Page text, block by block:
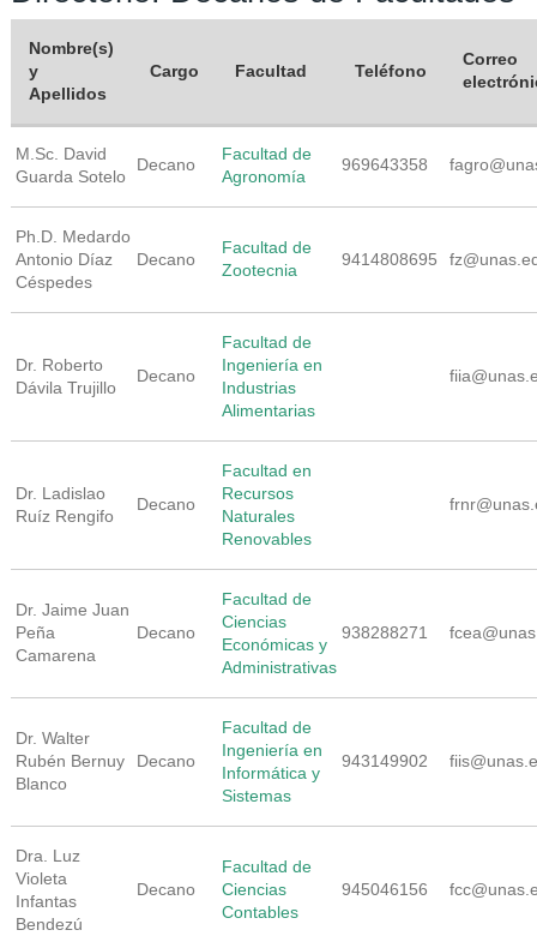
Nombre(s)
y
Apellidos
Cargo Facultad Teléfono
Correo
M.Sc. David
Guarda Sotelo
Decano
Facultad de
Agronomía
969643358
Ph.D. Medardo
Antonio Díaz
Céspedes
Decano
Facultad de
Zootecnia
9414808695
Dr. Roberto
Dávila Trujillo
Decano
Facultad de
Ingeniería en
Industrias
Alimentarias
Dr. Ladislao
Ruíz Rengifo
Decano
Facultad en
Recursos
Naturales
Renovables
Dr. Jaime Juan
Peña
Camarena
Decano
Facultad de
Ciencias
Económicas y
Administrativas
938288271
Dr. Walter
Rubén Bernuy
Blanco
Decano
Facultad de
Ingeniería en
Informática y
Sistemas
943149902
Dra. Luz
Violeta
Infantas
Bendezú
Decano
Facultad de
Ciencias
Contables
945046156